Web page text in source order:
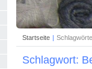
Startseite |
Schlagwort: